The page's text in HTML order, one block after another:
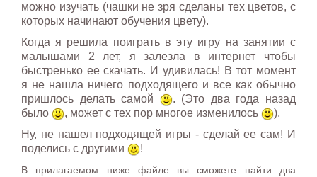
можно изучать (чашки не зря сделаны тех цветов, с
которых начинают обучения цвету).
Когда я решила поиграть в эту игру на занятии с
малышами 2 лет, я залезла в интернет чтобы
быстренько ее скачать. И удивилась! В тот момент
я не нашла ничего подходящего и все как обычно
пришлось делать самой
. (Это два года назад
было
, может с тех пор многое изменилось
).
Ну, не нашел подходящей игры - сделай ее сам! И
поделись с другими
!
В прилагаемом ниже файле вы сможете найти два